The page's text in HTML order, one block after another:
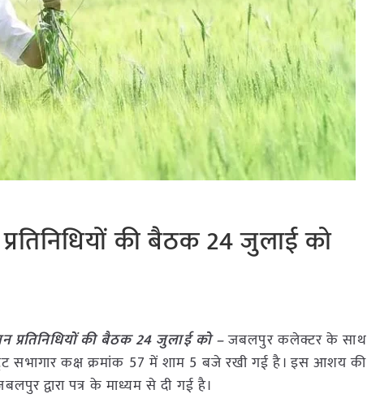
की बैठक 24 जुलाई को
की बैठक 24 जुलाई को –जबलपुर कलेक्टर के साथ
सभागार कक्ष क्रमांक 57 में शाम 5 बजे रखी गई है। इस आशय की
द्वारा पत्र के माध्यम से दी गई है।